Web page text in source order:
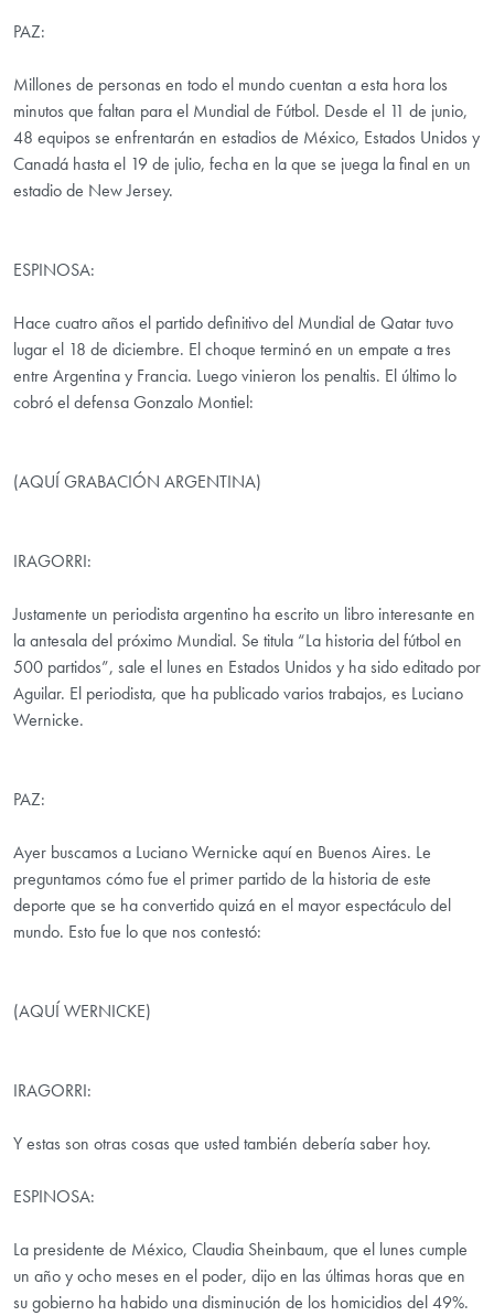
PAZ:
Millones de personas en todo el mundo cuentan a esta hora los
minutos que faltan para el Mundial de Fútbol. Desde el 11 de junio,
48 equipos se enfrentarán en estadios de México, Estados Unidos y
Canadá hasta el 19 de julio, fecha en la que se juega la final en un
estadio de New Jersey.
ESPINOSA:
Hace cuatro años el partido definitivo del Mundial de Qatar tuvo
lugar el 18 de diciembre. El choque terminó en un empate a tres
entre Argentina y Francia. Luego vinieron los penaltis. El último lo
cobró el defensa Gonzalo Montiel:
(AQUÍ GRABACIÓN ARGENTINA)
IRAGORRI:
Justamente un periodista argentino ha escrito un libro interesante en
la antesala del próximo Mundial. Se titula “La historia del fútbol en
500 partidos”, sale el lunes en Estados Unidos y ha sido editado por
Aguilar. El periodista, que ha publicado varios trabajos, es Luciano
Wernicke.
PAZ:
Ayer buscamos a Luciano Wernicke aquí en Buenos Aires. Le
preguntamos cómo fue el primer partido de la historia de este
deporte que se ha convertido quizá en el mayor espectáculo del
mundo. Esto fue lo que nos contestó:
(AQUÍ WERNICKE)
IRAGORRI:
Y estas son otras cosas que usted también debería saber hoy.
ESPINOSA:
La presidente de México, Claudia Sheinbaum, que el lunes cumple
un año y ocho meses en el poder, dijo en las últimas horas que en
su gobierno ha habido una disminución de los homicidios del 49%.